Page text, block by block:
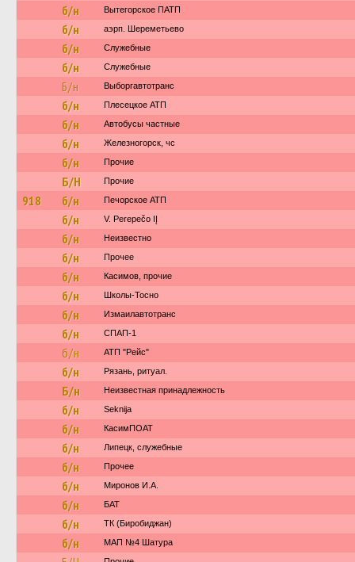
б/н Вытегорское ПАТП
б/н аэрп. Шереметьево
б/н Служебные
б/н Служебные
Б/н Выборгавтотранс
б/н Плесецкое АТП
б/н Автобусы частные
б/н Железногорск, чс
б/н Прочие
Б/Н Прочие
918 б/н Печорское АТП
б/н V. Perepečo IĮ
б/н Неизвестно
б/н Прочее
б/н Касимов, прочие
б/н Школы-Тосно
б/н Измаилавтотранс
б/н СПАП-1
б/н АТП "Рейс"
б/н Рязань, ритуал.
Б/н Неизвестная принадлежность
б/н Seknija
б/н КасимПОАТ
б/н Липецк, служебные
б/н Прочее
б/н Миронов И.А.
б/н БАТ
б/н ТК (Биробиджан)
б/н МАП №4 Шатура